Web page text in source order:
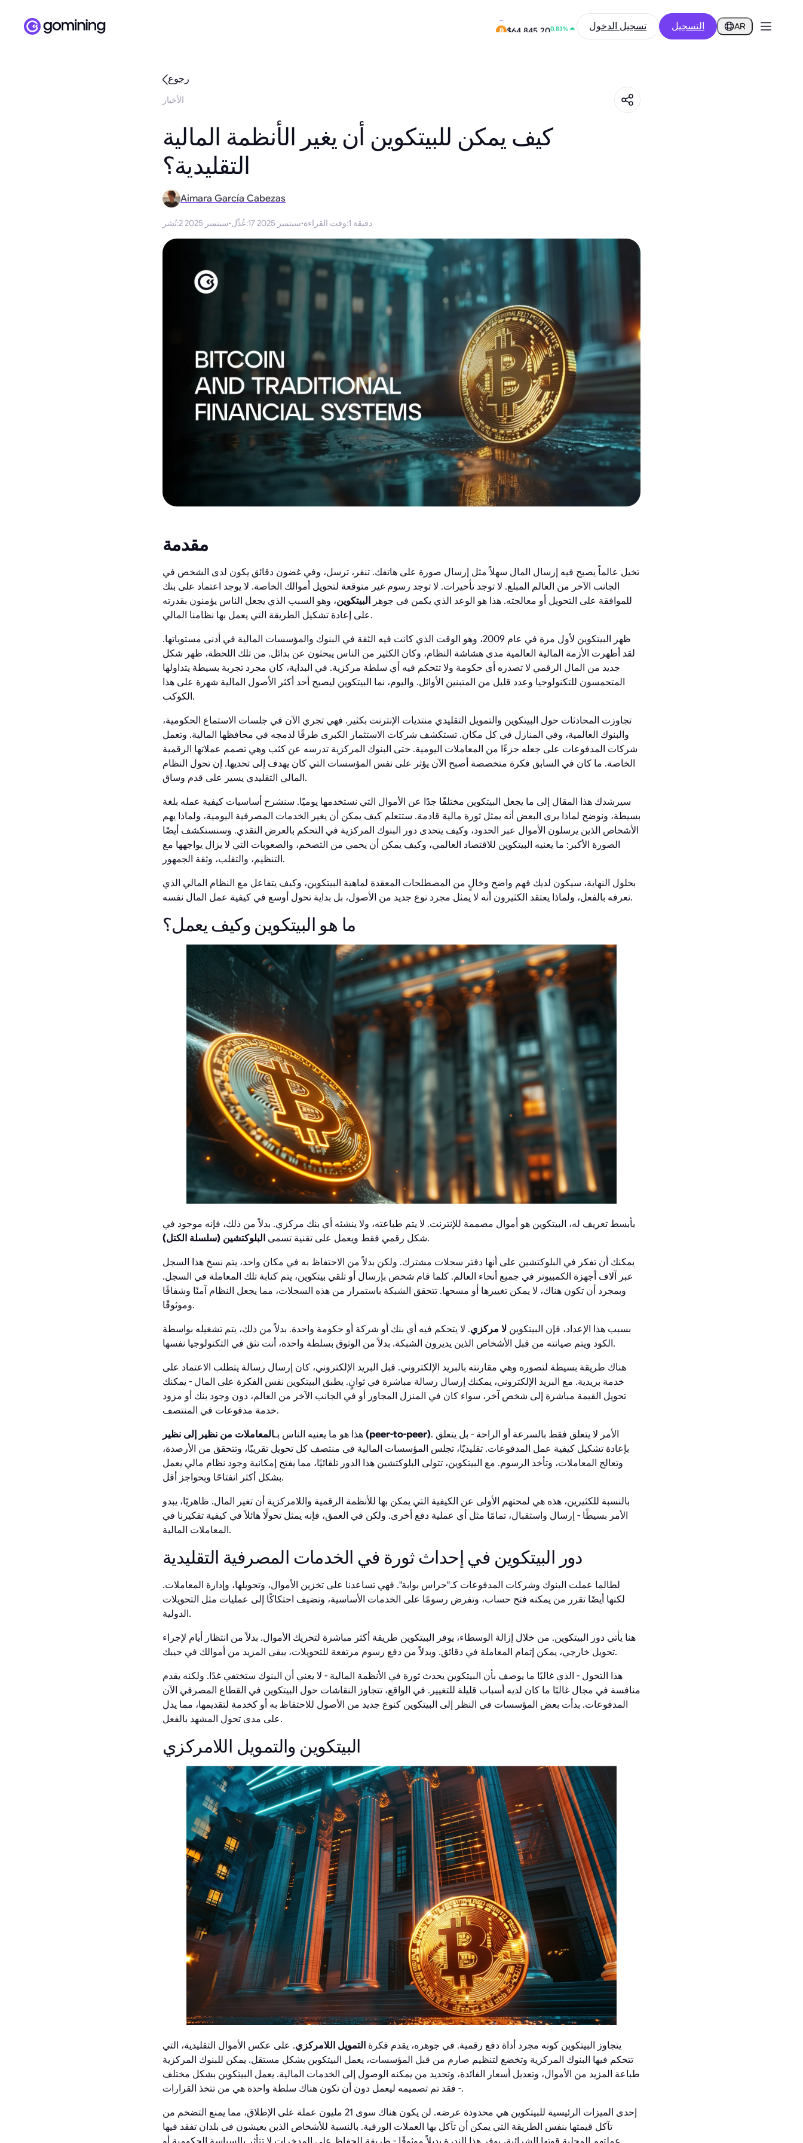
$0.2853 0.21% تسجيل الدخول التسجيل AR
رجوع
الأخبار
كيف يمكن للبيتكوين أن يغير الأنظمة المالية
التقليدية؟
Aimara García Cabezas
نُشر: 2 سبتمبر 2025·عُدِّل: 17 سبتمبر 2025·وقت القراءة: 1 دقيقة
مقدمة
تخيل عالماً يصبح فيه إرسال المال سهلاً مثل إرسال صورة على هاتفك. تنقر، ترسل، وفي غضون دقائق يكون لدى الشخص في
الجانب الآخر من العالم المبلغ. لا توجد تأخيرات. لا توجد رسوم غير متوقعة لتحويل أموالك الخاصة. لا يوجد اعتماد على بنك
للموافقة على التحويل أو معالجته. هذا هو الوعد الذي يكمن في جوهر البيتكوين، وهو السبب الذي يجعل الناس يؤمنون بقدرته
على إعادة تشكيل الطريقة التي يعمل بها نظامنا المالي.
ظهر البيتكوين لأول مرة في عام 2009، وهو الوقت الذي كانت فيه الثقة في البنوك والمؤسسات المالية في أدنى مستوياتها.
لقد أظهرت الأزمة المالية العالمية مدى هشاشة النظام، وكان الكثير من الناس يبحثون عن بدائل. من تلك اللحظة، ظهر شكل
جديد من المال الرقمي لا تصدره أي حكومة ولا تتحكم فيه أي سلطة مركزية. في البداية، كان مجرد تجربة بسيطة يتداولها
المتحمسون للتكنولوجيا وعدد قليل من المتبنين الأوائل. واليوم، نما البيتكوين ليصبح أحد أكثر الأصول المالية شهرة على هذا
الكوكب.
تجاوزت المحادثات حول البيتكوين والتمويل التقليدي منتديات الإنترنت بكثير. فهي تجري الآن في جلسات الاستماع الحكومية،
والبنوك العالمية، وفي المنازل في كل مكان. تستكشف شركات الاستثمار الكبرى طرقًا لدمجه في محافظها المالية. وتعمل
شركات المدفوعات على جعله جزءًا من المعاملات اليومية. حتى البنوك المركزية تدرسه عن كثب وهي تصمم عملاتها الرقمية
الخاصة. ما كان في السابق فكرة متخصصة أصبح الآن يؤثر على نفس المؤسسات التي كان يهدف إلى تحديها. إن تحول النظام
المالي التقليدي يسير على قدم وساق.
سيرشدك هذا المقال إلى ما يجعل البيتكوين مختلفًا جدًا عن الأموال التي نستخدمها يوميًا. سنشرح أساسيات كيفية عمله بلغة
بسيطة، ونوضح لماذا يرى البعض أنه يمثل ثورة مالية قادمة. ستتعلم كيف يمكن أن يغير الخدمات المصرفية اليومية، ولماذا يهم
الأشخاص الذين يرسلون الأموال عبر الحدود، وكيف يتحدى دور البنوك المركزية في التحكم بالعرض النقدي. وسنستكشف أيضًا
الصورة الأكبر: ما يعنيه البيتكوين للاقتصاد العالمي، وكيف يمكن أن يحمي من التضخم، والصعوبات التي لا يزال يواجهها مع
التنظيم، والتقلب، وثقة الجمهور.
بحلول النهاية، سيكون لديك فهم واضح وخالٍ من المصطلحات المعقدة لماهية البيتكوين، وكيف يتفاعل مع النظام المالي الذي
نعرفه بالفعل، ولماذا يعتقد الكثيرون أنه لا يمثل مجرد نوع جديد من الأصول، بل بداية تحول أوسع في كيفية عمل المال نفسه.
ما هو البيتكوين وكيف يعمل؟
بأبسط تعريف له، البيتكوين هو أموال مصممة للإنترنت. لا يتم طباعته، ولا ينشئه أي بنك مركزي. بدلاً من ذلك، فإنه موجود في
شكل رقمي فقط ويعمل على تقنية تسمى البلوكتشين (سلسلة الكتل)
.
يمكنك أن تفكر في البلوكتشين على أنها دفتر سجلات مشترك. ولكن بدلاً من الاحتفاظ به في مكان واحد، يتم نسخ هذا السجل
عبر آلاف أجهزة الكمبيوتر في جميع أنحاء العالم. كلما قام شخص بإرسال أو تلقي بيتكوين، يتم كتابة تلك المعاملة في السجل.
وبمجرد أن تكون هناك، لا يمكن تغييرها أو مسحها. تتحقق الشبكة باستمرار من هذه السجلات، مما يجعل النظام آمنًا وشفافًا
وموثوقًا.
بسبب هذا الإعداد، فإن البيتكوين لا مركزي. لا يتحكم فيه أي بنك أو شركة أو حكومة واحدة. بدلاً من ذلك، يتم تشغيله بواسطة
الكود ويتم صيانته من قبل الأشخاص الذين يديرون الشبكة. بدلاً من الوثوق بسلطة واحدة، أنت تثق في التكنولوجيا نفسها.
هناك طريقة بسيطة لتصوره وهي مقارنته بالبريد الإلكتروني. قبل البريد الإلكتروني، كان إرسال رسالة يتطلب الاعتماد على
خدمة بريدية. مع البريد الإلكتروني، يمكنك إرسال رسالة مباشرة في ثوانٍ. يطبق البيتكوين نفس الفكرة على المال - يمكنك
تحويل القيمة مباشرة إلى شخص آخر، سواء كان في المنزل المجاور أو في الجانب الآخر من العالم، دون وجود بنك أو مزود
خدمة مدفوعات في المنتصف.
هذا هو ما يعنيه الناس بـ المعاملات من نظير إلى نظير (peer-to-peer). الأمر لا يتعلق فقط بالسرعة أو الراحة - بل يتعلق
بإعادة تشكيل كيفية عمل المدفوعات. تقليديًا، تجلس المؤسسات المالية في منتصف كل تحويل تقريبًا، وتتحقق من الأرصدة،
وتعالج المعاملات، وتأخذ الرسوم. مع البيتكوين، تتولى البلوكتشين هذا الدور تلقائيًا، مما يفتح إمكانية وجود نظام مالي يعمل
بشكل أكثر انفتاحًا وبحواجز أقل.
بالنسبة للكثيرين، هذه هي لمحتهم الأولى عن الكيفية التي يمكن بها للأنظمة الرقمية واللامركزية أن تغير المال. ظاهريًا، يبدو
الأمر بسيطًا - إرسال واستقبال، تمامًا مثل أي عملية دفع أخرى. ولكن في العمق، فإنه يمثل تحولًا هائلاً في كيفية تفكيرنا في
المعاملات المالية.
دور البيتكوين في إحداث ثورة في الخدمات المصرفية التقليدية
لطالما عملت البنوك وشركات المدفوعات كـ"حراس بوابة". فهي تساعدنا على تخزين الأموال، وتحويلها، وإدارة المعاملات.
لكنها أيضًا تقرر من يمكنه فتح حساب، وتفرض رسومًا على الخدمات الأساسية، وتضيف احتكاكًا إلى عمليات مثل التحويلات
الدولية.
هنا يأتي دور البيتكوين. من خلال إزالة الوسطاء، يوفر البيتكوين طريقة أكثر مباشرة لتحريك الأموال. بدلاً من انتظار أيام لإجراء
تحويل خارجي، يمكن إتمام المعاملة في دقائق. وبدلاً من دفع رسوم مرتفعة للتحويلات، يبقى المزيد من أموالك في جيبك.
هذا التحول - الذي غالبًا ما يوصف بأن البيتكوين يحدث ثورة في الأنظمة المالية - لا يعني أن البنوك ستختفي غدًا. ولكنه يقدم
منافسة في مجال غالبًا ما كان لديه أسباب قليلة للتغيير. في الواقع، تتجاوز النقاشات حول البيتكوين في القطاع المصرفي الآن
المدفوعات. بدأت بعض المؤسسات في النظر إلى البيتكوين كنوع جديد من الأصول للاحتفاظ به أو كخدمة لتقديمها، مما يدل
على مدى تحول المشهد بالفعل.
البيتكوين والتمويل اللامركزي
يتجاوز البيتكوين كونه مجرد أداة دفع رقمية. في جوهره، يقدم فكرة التمويل اللامركزي. على عكس الأموال التقليدية، التي
تتحكم فيها البنوك المركزية وتخضع لتنظيم صارم من قبل المؤسسات، يعمل البيتكوين بشكل مستقل. يمكن للبنوك المركزية
طباعة المزيد من الأموال، وتعديل أسعار الفائدة، وتحديد من يمكنه الوصول إلى الخدمات المالية. يعمل البيتكوين بشكل مختلف
- فقد تم تصميمه ليعمل دون أن تكون هناك سلطة واحدة هي من تتخذ القرارات.
إحدى الميزات الرئيسية للبيتكوين هي محدودة عرضه. لن يكون هناك سوى 21 مليون عملة على الإطلاق، مما يمنع التضخم من
تآكل قيمتها بنفس الطريقة التي يمكن أن تآكل بها العملات الورقية. بالنسبة للأشخاص الذين يعيشون في بلدان تفقد فيها